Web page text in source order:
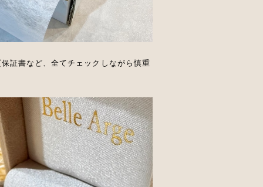
証書など、全てチェックしながら慎重